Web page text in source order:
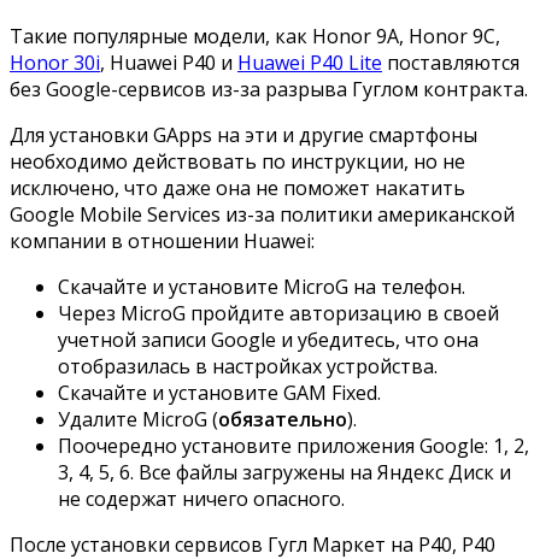
Такие популярные модели, как Honor 9A, Honor 9C,
Honor 30i, Huawei P40 и Huawei P40 Lite поставляются
без Google-сервисов из-за разрыва Гуглом контракта.
Для установки GApps на эти и другие смартфоны
необходимо действовать по инструкции, но не
исключено, что даже она не поможет накатить
Google Mobile Services из-за политики американской
компании в отношении Huawei:
Скачайте и установите MicroG на телефон.
Через MicroG пройдите авторизацию в своей
учетной записи Google и убедитесь, что она
отобразилась в настройках устройства.
Скачайте и установите GAM Fixed.
Удалите MicroG (обязательно).
Поочередно установите приложения Google: 1, 2,
3, 4, 5, 6. Все файлы загружены на Яндекс Диск и
не содержат ничего опасного.
После установки сервисов Гугл Маркет на P40, P40